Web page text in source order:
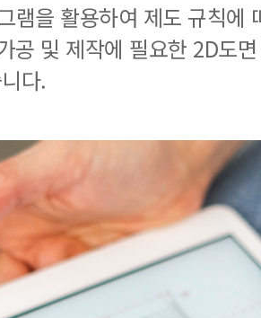
램을 활용하여 제도 규칙에
공 및 제작에 필요한 2D도
다.